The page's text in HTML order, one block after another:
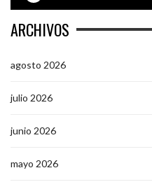
ARCHIVOS
agosto 2026
julio 2026
junio 2026
mayo 2026